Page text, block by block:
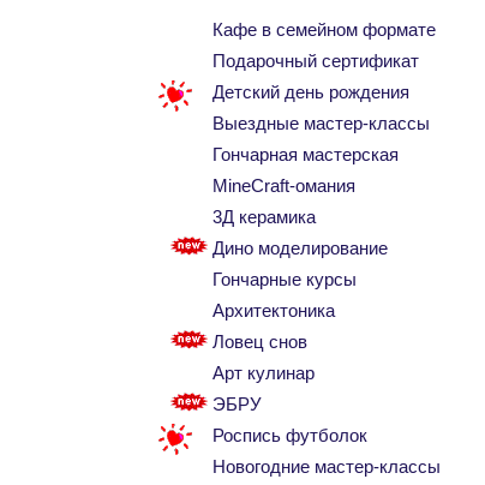
Кафе в семейном формате
Подарочный сертификат
Детский день рождения
Выездные мастер-классы
Гончарная мастерская
MineCraft-омания
3Д керамика
Дино моделирование
Гончарные курсы
Архитектоника
Ловец снов
Арт кулинар
ЭБРУ
Роспись футболок
Новогодние мастер-классы